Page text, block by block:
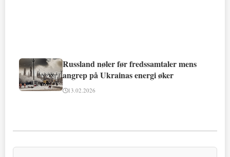
Russland nøler før fredssamtaler mens
angrep på Ukrainas energi øker
13.02.2026